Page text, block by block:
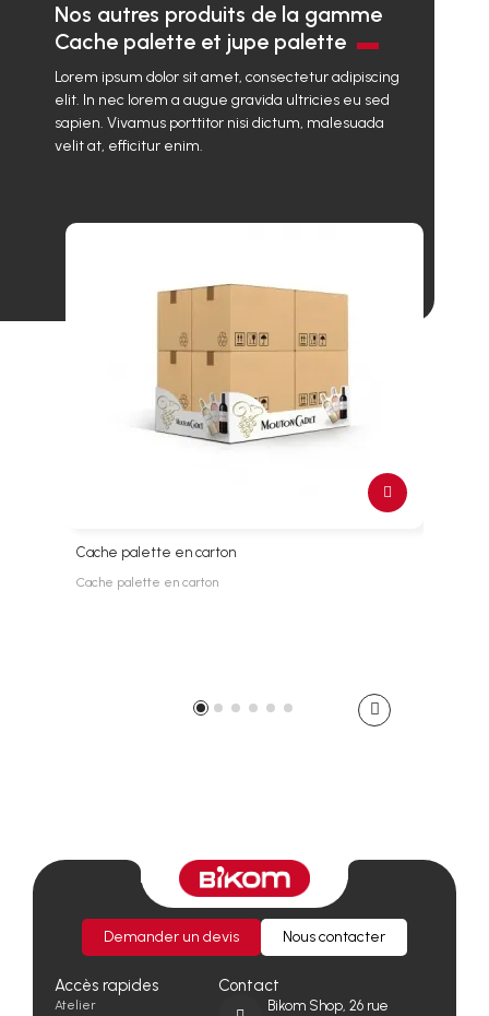
Nos autres produits de la gamme
Cache palette et jupe palette
Lorem ipsum dolor sit amet, consectetur adipiscing
elit. In nec lorem a augue gravida ultricies eu sed
sapien. Vivamus porttitor nisi dictum, malesuada
velit at, efficitur enim.
Cache palette en carton
Cache palette en carton
Demander un devis Nous contacter
Accès rapides
Atelier
Contact
Bikom Shop, 26 rue